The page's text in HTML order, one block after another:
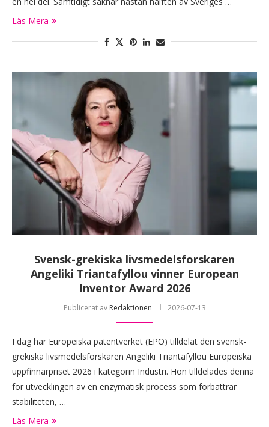
Läs Mera
Svensk-grekiska livsmedelsforskaren
Angeliki Triantafyllou vinner European
Inventor Award 2026
Publicerat av Redaktionen 2026-07-13
I dag har Europeiska patentverket (EPO) tilldelat den svensk-
grekiska livsmedelsforskaren Angeliki Triantafyllou Europeiska
uppfinnarpriset 2026 i kategorin Industri. Hon tilldelades denna
för utvecklingen av en enzymatisk process som förbättrar
stabiliteten, …
Läs Mera